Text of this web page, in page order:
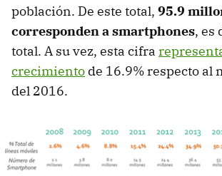
población. De este total, 95.9
corresponden a smartphones, es
total. A su vez, esta cifra
crecimiento de 16.9% respecto al
del 2016.